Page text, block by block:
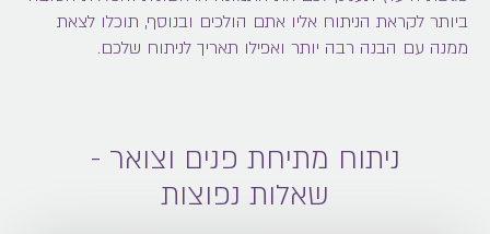
ביותר לקראת הניתוח אליו אתם הולכים ובנוסף, תוכלו לצאת
ממנה עם הבנה רבה יותר ואפילו תאריך לניתוח שלכם.
ניתוח מתיחת פנים וצואר -
שאלות נפוצות